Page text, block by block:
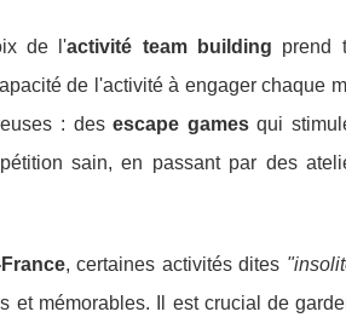
de l'activité team building prend
de l'activité à engager chaque
: desescape gamesqui
sain, en passant par des
France, certaines activités dites
et mémorables. Il est crucial de